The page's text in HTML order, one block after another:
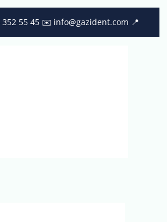
📍 Çiftlikköy Şubesi 📍 Altınova Şubesi
352 55 45✉️ info@gazident.com